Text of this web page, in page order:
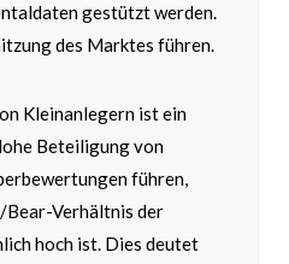
gestützt werden.
des Marktes führen.
Kleinanlegern ist ein
Beteiligung von
führen,
Bear-Verhältnis der
hoch ist. Dies deutet